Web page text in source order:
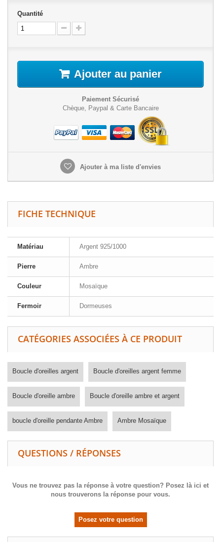
Quantité
Ajouter au panier
Paiement Sécurisé
Chèque, Paypal & Carte Bancaire
Ajouter à ma liste d'envies
FICHE TECHNIQUE
Matériau Argent 925/1000
Pierre Ambre
Couleur Mosaïque
Fermoir Dormeuses
CATÉGORIES ASSOCIÉES À CE PRODUIT
Boucle d'oreilles argent Boucle d'oreilles argent femme
Boucle d'oreille ambre Boucle d'oreille ambre et argent
boucle d'oreille pendante Ambre Ambre Mosaïque
QUESTIONS / RÉPONSES
Vous ne trouvez pas la réponse à votre question? Posez là ici et
nous trouverons la réponse pour vous.
Posez votre question